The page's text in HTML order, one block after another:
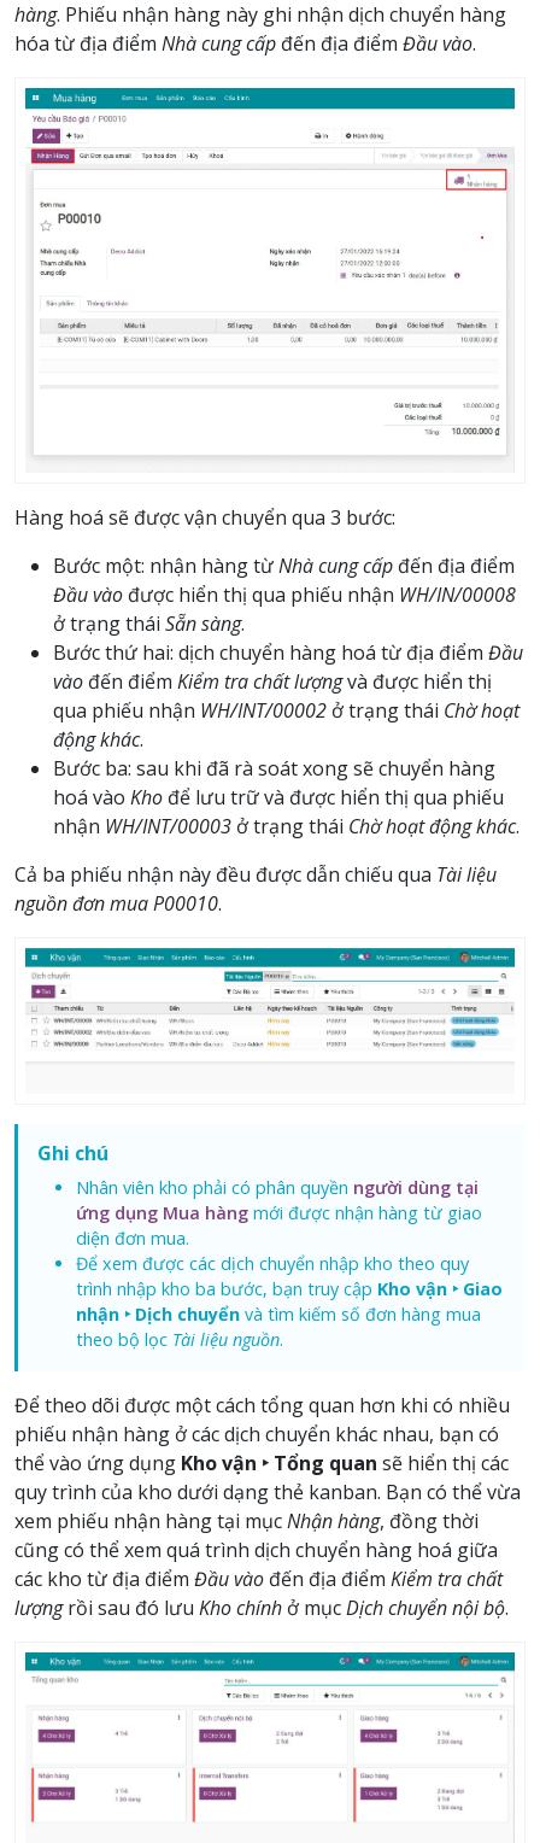
hàng. Phiếu nhận hàng này ghi nhận dịch chuyển hàng
hóa từ địa điểm Nhà cung cấp đến địa điểm Đầu vào.
Hàng hoá sẽ được vận chuyển qua 3 bước:
Bước một: nhận hàng từNhà cung cấp đến địa điểm
Đầu vào được hiển thị qua phiếu nhận WH/IN/00008
ở trạng thái Sẵn sàng.
Bước thứ hai: dịch chuyển hàng hoá từ địa điểm Đầu
vào đến điểm Kiểm tra chất lượngvà được hiển thị
qua phiếu nhận WH/INT/00002 ở trạng thái Chờ hoạt
động khác.
Bước ba: sau khi đã rà soát xong sẽ chuyển hàng
hoá vào Kho để lưu trữ và được hiển thị qua phiếu
nhận WH/INT/00003 ở trạng thái Chờ hoạt động khác.
Cả ba phiếu nhận này đều được dẫn chiếu qua Tài liệu
nguồn đơn mua P00010.
Ghi chú
Nhân viên kho phải có phân quyền người dùng tại
ứng dụng Mua hàng mới được nhận hàng từ giao
diện đơn mua.
Để xem được các dịch chuyển nhập kho theo quy
trình nhập kho ba bước, bạn truy cập Kho vận ‣ Giao
nhận ‣ Dịch chuyển và tìm kiếm số đơn hàng mua
theo bộ lọc Tài liệu nguồn.
Để theo dõi được một cách tổng quan hơn khi có nhiều
phiếu nhận hàng ở các dịch chuyển khác nhau, bạn có
thể vào ứng dụng Kho vận ‣ Tổng quan sẽ hiển thị các
quy trình của kho dưới dạng thẻ kanban. Bạn có thể vừa
xem phiếu nhận hàng tại mụcNhận hàng, đồng thời
cũng có thể xem quá trình dịch chuyển hàng hoá giữa
các kho từ địa điểm Đầu vào đến địa điểm Kiểm tra chất
lượngrồi sau đó lưu Kho chính ở mụcDịch chuyển nội bộ.